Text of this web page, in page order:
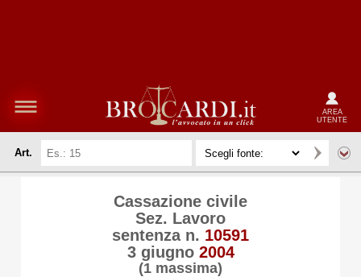
AREA
UTENTE
Art.
Cassazione civile
Sez. Lavoro
sentenza n. 10591
3 giugno 2004
(1 massima)